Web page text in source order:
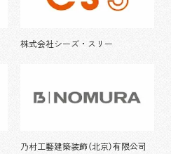
株式会社シーズ・スリー
乃村工藝建築装飾（北京）有限公司